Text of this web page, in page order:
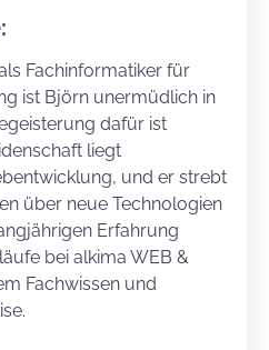
Fachinformatiker für
ist Björn unermüdlich in
dafür ist
liegt
und er strebt
über neue Technologien
Erfahrung
bei alkima WEB &
Fachwissen und